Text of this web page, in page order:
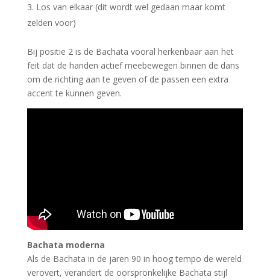
Los van elkaar (dit wordt wel gedaan maar komt
zelden voor)
Bij positie 2 is de Bachata vooral herkenbaar aan het
feit dat de handen actief meebewegen binnen de dans
om de richting aan te geven of de passen een extra
accent te kunnen geven.
Bachata moderna
Als de Bachata in de jaren 90 in hoog tempo de wereld
verovert, verandert de oorspronkelijke Bachata stijl